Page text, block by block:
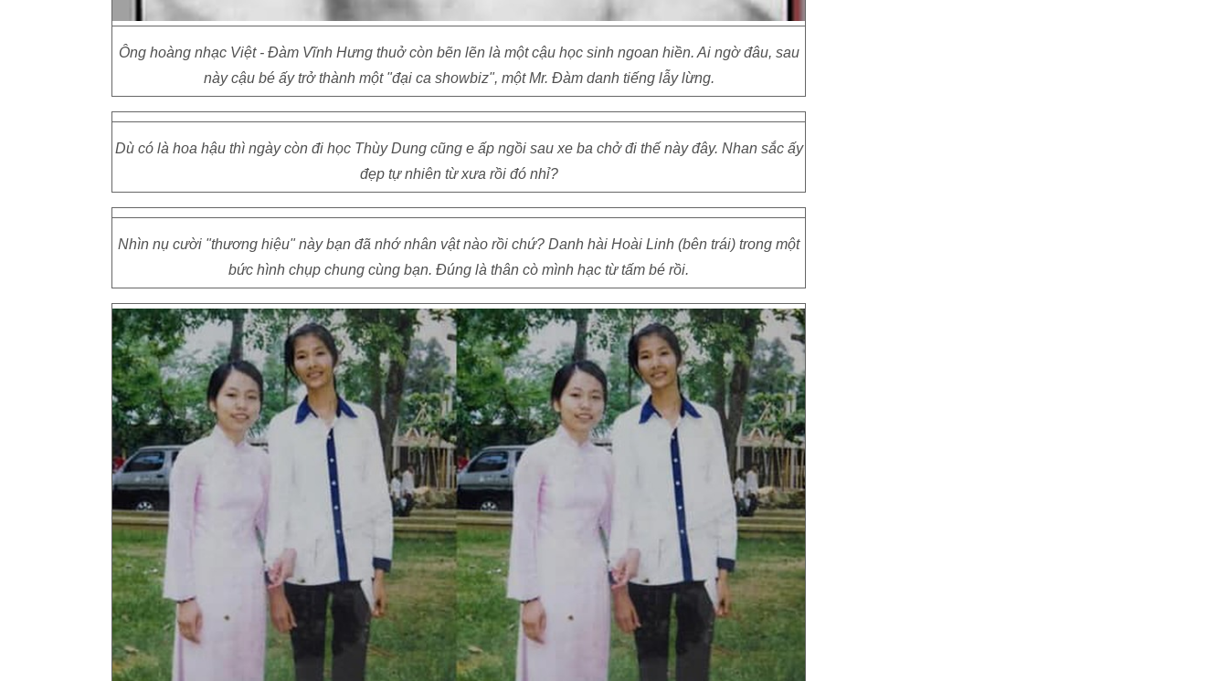
Ông hoàng nhạc Việt - Đàm Vĩnh Hưng thuở còn bẽn lẽn là một cậu học sinh ngoan hiền. Ai ngờ đâu, sau
này cậu bé ấy trở thành một "đại ca showbiz", một Mr. Đàm danh tiếng lẫy lừng.
Dù có là hoa hậu thì ngày còn đi học Thùy Dung cũng e ấp ngồi sau xe ba chở đi thế này đây. Nhan sắc ấy
đẹp tự nhiên từ xưa rồi đó nhỉ?
Nhìn nụ cười "thương hiệu" này bạn đã nhớ nhân vật nào rồi chứ? Danh hài Hoài Linh (bên trái) trong một
bức hình chụp chung cùng bạn. Đúng là thân cò mình hạc từ tấm bé rồi.